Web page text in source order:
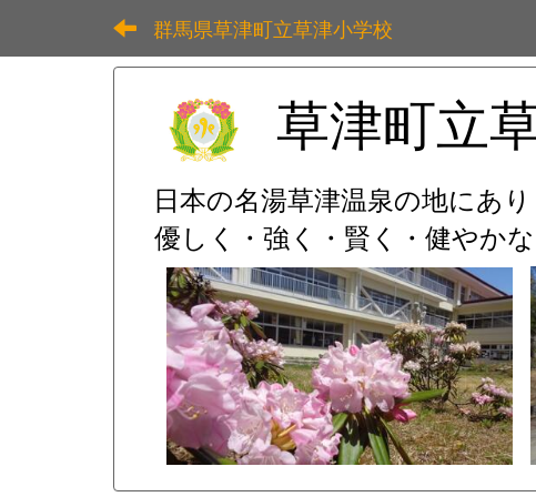
群馬県草津町立草津小学校
草津町立
日本の名湯草津温泉の地にあり
優しく・強く・賢く・健やか